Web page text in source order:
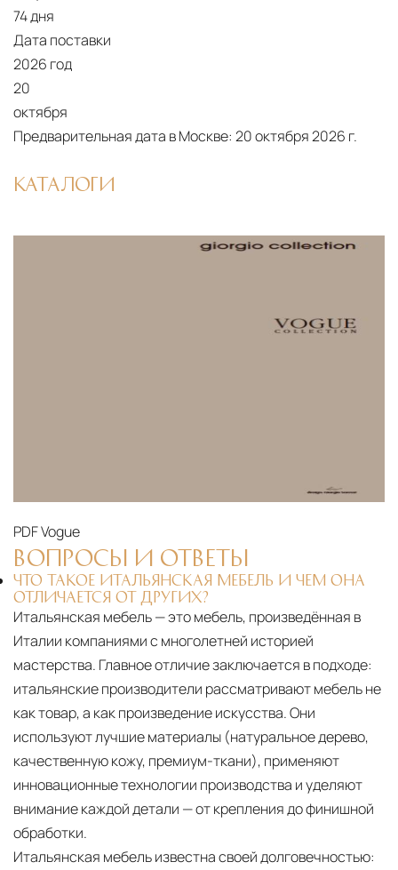
поставки застрахованы в соответствии с
выбрать дополнительное страхование для
критичных партий товара.
74 дня
Дата поставки
2026 год
20
октября
Предварительная дата в Москве: 20 октября 2026 г.
КАТАЛОГИ
PDFVogue
ВОПРОСЫ И ОТВЕТЫ
ЧТО ТАКОЕ ИТАЛЬЯНСКАЯ МЕБЕЛЬ И ЧЕМ ОНА
ОТЛИЧАЕТСЯ ОТ ДРУГИХ?
Итальянская мебель — это мебель, произведённая в
Италии компаниями с многолетней историей
мастерства. Главное отличие заключается в подходе:
итальянские производители рассматривают мебель не
как товар, а как произведение искусства. Они
используют лучшие материалы (натуральное дерево,
качественную кожу, премиум-ткани), применяют
инновационные технологии производства и уделяют
внимание каждой детали — от крепления до финишной
обработки.
Итальянская мебель известна своей долговечностью: